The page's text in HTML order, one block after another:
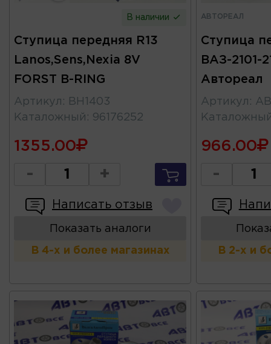
В наличии
Ступица передняя R13
Lanos,Sens,Nexia 8V
FORST B-RING
Артикул :
BH1403
Каталожный : 96176252
1355.00
- +
Написать отзыв
Показать аналоги
В 4-х и более магазинах
АВТОРЕАЛ
Ступица
ВАЗ-2101-
Автореал
Артикул :
966.00
-
В 2-х и